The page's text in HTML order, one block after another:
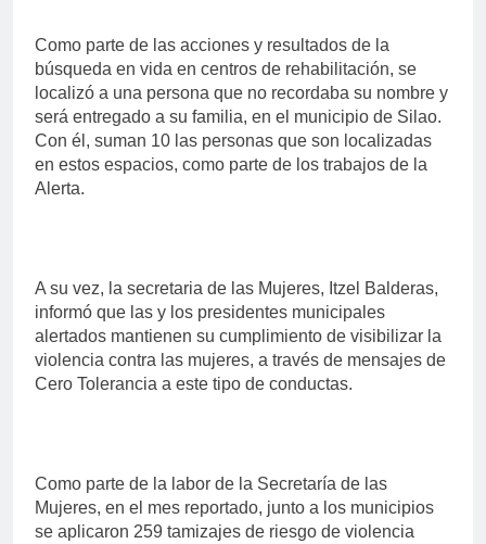
Como parte de las acciones y resultados de la
búsqueda en vida en centros de rehabilitación, se
localizó a una persona que no recordaba su nombre y
será entregado a su familia, en el municipio de Silao.
Con él, suman 10 las personas que son localizadas
en estos espacios, como parte de los trabajos de la
Alerta.
A su vez, la secretaria de las Mujeres, Itzel Balderas,
informó que las y los presidentes municipales
alertados mantienen su cumplimiento de visibilizar la
violencia contra las mujeres, a través de mensajes de
Cero Tolerancia a este tipo de conductas.
Como parte de la labor de la Secretaría de las
Mujeres, en el mes reportado, junto a los municipios
se aplicaron 259 tamizajes de riesgo de violencia